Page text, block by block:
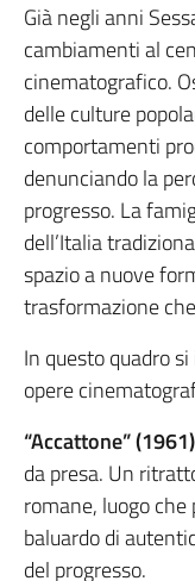
Già negli anni
cambiamenti al
cinematografico.
delle culture
comportamenti
denunciando la
progresso. La
dell’Italia
spazio a nuove
trasformazione
In questo quadro
opere
“Accattone”
da presa. Un
romane, luogo
baluardo di
del progresso.